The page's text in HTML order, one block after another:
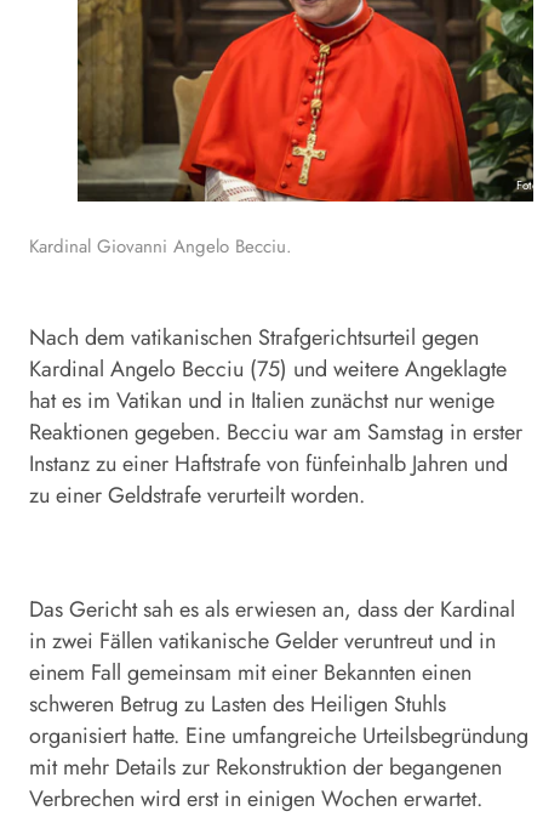
Kardinal Giovanni Angelo Becciu.
Nach dem vatikanischen Strafgerichtsurteil gegen
Kardinal Angelo Becciu (75) und weitere Angeklagte
hat es im Vatikan und in Italien zunächst nur wenige
Reaktionen gegeben. Becciu war am Samstag in erster
Instanz zu einer Haftstrafe von fünfeinhalb Jahren und
zu einer Geldstrafe verurteilt worden.
Das Gericht sah es als erwiesen an, dass der Kardinal
in zwei Fällen vatikanische Gelder veruntreut und in
einem Fall gemeinsam mit einer Bekannten einen
schweren Betrug zu Lasten des Heiligen Stuhls
organisiert hatte. Eine umfangreiche Urteilsbegründung
mit mehr Details zur Rekonstruktion der begangenen
Verbrechen wird erst in einigen Wochen erwartet.